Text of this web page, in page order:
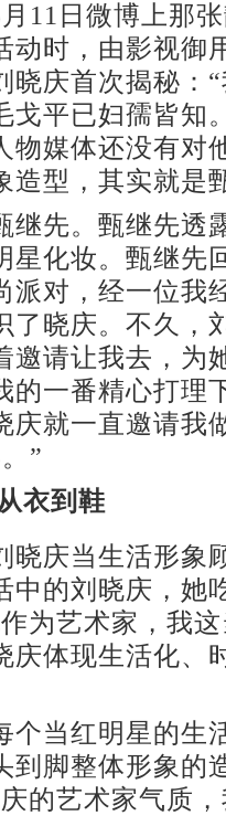
日微博上那张
动时，由影视御
晓庆首次揭秘：
戈平已妇孺皆知
物媒体还没有对
造型，其实就是
先。甄继先透
星化妆。甄继先
派对，经一位我
了晓庆。不久，
邀请让我去，为
的一番精心打理
庆就一直邀请我
”
衣到鞋
庆当生活形象
中的刘晓庆，她
为艺术家，我
庆体现生活化、
当红明星的生
到脚整体形象的
的艺术家气质